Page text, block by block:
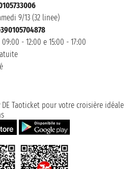
9/13 (32 linee)
- 12:00 e 15:00 - 17:00
DE Taoticket pour votre croisière idéale